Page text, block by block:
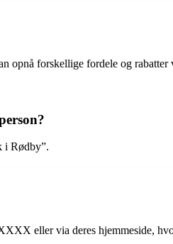
opnå forskellige fordele og rabatter
i Rødby”.
eller via deres hjemmeside,